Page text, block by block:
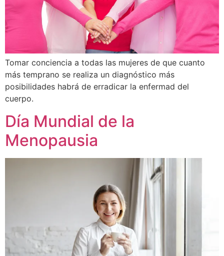
Tomar conciencia a todas las mujeres de que cuanto
más temprano se realiza un diagnóstico más
posibilidades habrá de erradicar la enfermad del
cuerpo.
Día Mundial de la
Menopausia